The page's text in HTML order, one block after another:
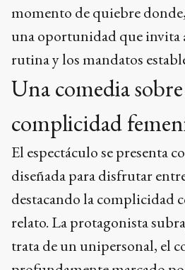
momento de quiebre
una oportunidad que invita
rutina y los mandatos
Una comedia
complicidad
El espectáculo se presenta
diseñada para disfrutar
destacando la complicidad
relato. La protagonista
trata de un unipersonal, el